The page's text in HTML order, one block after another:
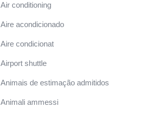
Air conditioning
Aire acondicionado
Aire condicionat
Airport shuttle
Animais de estimação admitidos
Animali ammessi